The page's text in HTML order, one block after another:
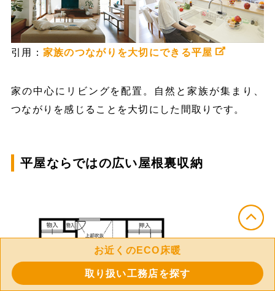
引用： 家族のつながりを大切にできる平屋
家の中心にリビングを配置。自然と家族が集まり、
つながりを感じることを大切にした間取りです。
平屋ならではの広い屋根裏収納
お近くのECO床暖
取り扱い工務店を探す